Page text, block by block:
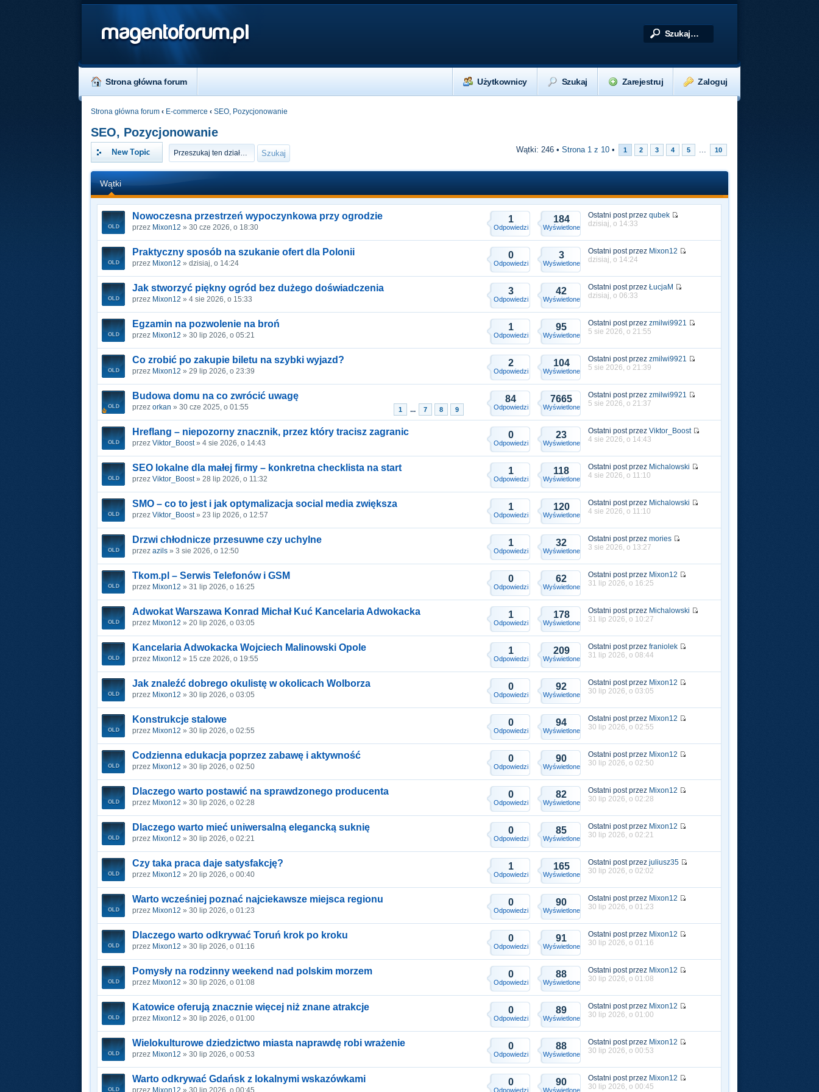
magentoforum.pl
Strona główna forum Zaloguj
Zarejestruj
Szukaj
Użytkownicy
Strona główna forum ‹ E-commerce ‹ SEO, Pozycjonowanie
SEO, Pozycjonowanie
Napisz wątek Wątki: 246 • Strona 1z 10• 1 2 3 4 5 ... 10
Wątki
Nowoczesna przestrzeń wypoczynkowa przy ogrodzie
przez Mixon12 » 30 cze 2026, o 18:30
1
Odpowiedzi
184
Wyświetlone
Ostatni post przezqubek
dzisiaj, o 14:33
Praktyczny sposób na szukanie ofert dla Polonii
przez Mixon12 » dzisiaj, o 14:24
0
Odpowiedzi
3
Wyświetlone
Ostatni post przez Mixon12
dzisiaj, o 14:24
Jak stworzyć piękny ogród bez dużego doświadczenia
przez Mixon12 » 4 sie 2026, o 15:33
3
Odpowiedzi
42
Wyświetlone
Ostatni post przezŁucjaM
dzisiaj, o 06:33
Egzamin na pozwolenie na broń
przez Mixon12 » 30 lip 2026, o 05:21
1
Odpowiedzi
95
Wyświetlone
Ostatni post przezzmilwi9921
5 sie 2026, o 21:55
Co zrobić po zakupie biletu na szybki wyjazd?
przez Mixon12 » 29 lip 2026, o 23:39
2
Odpowiedzi
104
Wyświetlone
Ostatni post przezzmilwi9921
5 sie 2026, o 21:39
Budowa domu na co zwrócić uwagę
1 ... 7 8 9
przezorkan » 30 cze 2025, o 01:55
84
Odpowiedzi
7665
Wyświetlone
Ostatni post przezzmilwi9921
5 sie 2026, o 21:37
Hreflang – niepozorny znacznik, przez który tracisz zagranic
przezViktor_Boost» 4 sie 2026, o 14:43
0
Odpowiedzi
23
Wyświetlone
Ostatni post przezViktor_Boost
4 sie 2026, o 14:43
SEO lokalne dla małej firmy – konkretna checklista na start
przezViktor_Boost» 28 lip 2026, o 11:32
1
Odpowiedzi
118
Wyświetlone
Ostatni post przez Michalowski
4 sie 2026, o 11:10
SMO – co to jest i jak optymalizacja social media zwiększa
przezViktor_Boost» 23 lip 2026, o 12:57
1
Odpowiedzi
120
Wyświetlone
Ostatni post przez Michalowski
4 sie 2026, o 11:10
Drzwi chłodnicze przesuwne czy uchylne
przezazils » 3 sie 2026, o 12:50
1
Odpowiedzi
32
Wyświetlone
Ostatni post przezmories
3 sie 2026, o 13:27
Tkom.pl – Serwis Telefonów i GSM
przez Mixon12 » 31 lip 2026, o 16:25
0
Odpowiedzi
62
Wyświetlone
Ostatni post przez Mixon12
31 lip 2026, o 16:25
Adwokat Warszawa Konrad Michał Kuć Kancelaria Adwokacka
przez Mixon12 » 20 lip 2026, o 03:05
1
Odpowiedzi
178
Wyświetlone
Ostatni post przez Michalowski
31 lip 2026, o 10:27
Kancelaria Adwokacka Wojciech Malinowski Opole
przez Mixon12 » 15 cze 2026, o 19:55
1
Odpowiedzi
209
Wyświetlone
Ostatni post przezfraniolek
31 lip 2026, o 08:44
Jak znaleźć dobrego okulistę w okolicach Wolborza
przez Mixon12 » 30 lip 2026, o 03:05
0
Odpowiedzi
92
Wyświetlone
Ostatni post przez Mixon12
30 lip 2026, o 03:05
Konstrukcje stalowe
przez Mixon12 » 30 lip 2026, o 02:55
0
Odpowiedzi
94
Wyświetlone
Ostatni post przez Mixon12
30 lip 2026, o 02:55
Codzienna edukacja poprzez zabawę i aktywność
przez Mixon12 » 30 lip 2026, o 02:50
0
Odpowiedzi
90
Wyświetlone
Ostatni post przez Mixon12
30 lip 2026, o 02:50
Dlaczego warto postawić na sprawdzonego producenta
przez Mixon12 » 30 lip 2026, o 02:28
0
Odpowiedzi
82
Wyświetlone
Ostatni post przez Mixon12
30 lip 2026, o 02:28
Dlaczego warto mieć uniwersalną elegancką suknię
przez Mixon12 » 30 lip 2026, o 02:21
0
Odpowiedzi
85
Wyświetlone
Ostatni post przez Mixon12
30 lip 2026, o 02:21
Czy taka praca daje satysfakcję?
przez Mixon12 » 20 lip 2026, o 00:40
1
Odpowiedzi
165
Wyświetlone
Ostatni post przezjuliusz35
30 lip 2026, o 02:02
Warto wcześniej poznać najciekawsze miejsca regionu
przez Mixon12 » 30 lip 2026, o 01:23
0
Odpowiedzi
90
Wyświetlone
Ostatni post przez Mixon12
30 lip 2026, o 01:23
Dlaczego warto odkrywać Toruń krok po kroku
przez Mixon12 » 30 lip 2026, o 01:16
0
Odpowiedzi
91
Wyświetlone
Ostatni post przez Mixon12
30 lip 2026, o 01:16
Pomysły na rodzinny weekend nad polskim morzem
przez Mixon12 » 30 lip 2026, o 01:08
0
Odpowiedzi
88
Wyświetlone
Ostatni post przez Mixon12
30 lip 2026, o 01:08
Katowice oferują znacznie więcej niż znane atrakcje
przez Mixon12 » 30 lip 2026, o 01:00
0
Odpowiedzi
89
Wyświetlone
Ostatni post przez Mixon12
30 lip 2026, o 01:00
Wielokulturowe dziedzictwo miasta naprawdę robi wrażenie
przez Mixon12 » 30 lip 2026, o 00:53
0
Odpowiedzi
88
Wyświetlone
Ostatni post przez Mixon12
30 lip 2026, o 00:53
Warto odkrywać Gdańsk z lokalnymi wskazówkami
przez Mixon12 » 30 lip 2026, o 00:45
0
Odpowiedzi
90
Wyświetlone
Ostatni post przez Mixon12
30 lip 2026, o 00:45